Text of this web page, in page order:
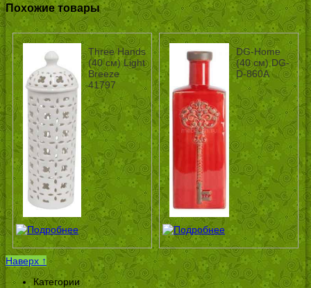
Похожие товары
Three Hands
(40 см) Light
Breeze
41797
DG-Home
(40 см) DG-
D-860A
Наверх ↑
Категории